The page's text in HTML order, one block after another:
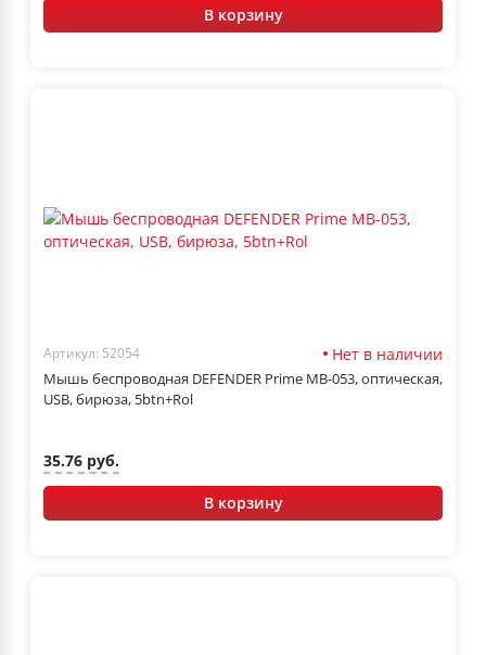
В корзину
Артикул: 52054 Нет в наличии
Мышь беспроводная DEFENDER Prime MB-053, оптическая,
USB, бирюза, 5btn+Rol
35.76 руб.
В корзину